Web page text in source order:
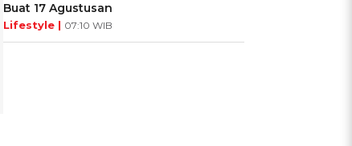
Buat 17 Agustusan
Lifestyle | 07:10 WIB